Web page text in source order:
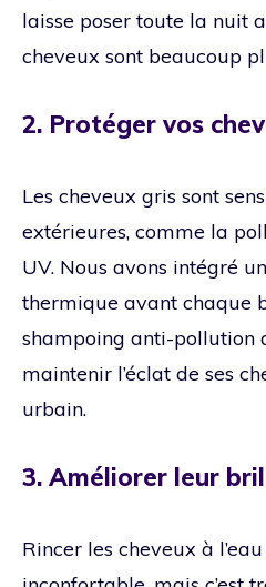
laisse poser toute la nuit
cheveux sont beaucoup
2. Protéger vos
Les cheveux gris sont
extérieures, comme la
UV. Nous avons intégré
thermique avant chaque
shampoing anti-pollution
maintenir l’éclat de ses
urbain.
3. Améliorer leur
Rincer les cheveux à